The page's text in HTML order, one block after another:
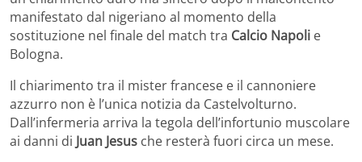
manifestato dal nigeriano al momento della
sostituzione nel finale del match tra Calcio Napoli e
Bologna.
Il chiarimento tra il mister francese e il cannoniere
azzurro non è l’unica notizia da Castelvolturno.
Dall’infermeria arriva la tegola dell’infortunio muscolare
ai danni di Juan Jesus che resterà fuori circa un mese.